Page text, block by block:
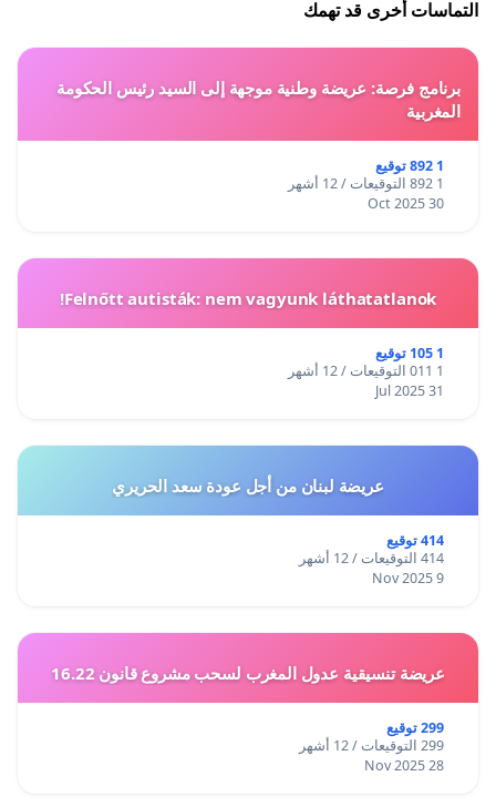
التماسات أخرى قد تهمك
برنامج فرصة: عريضة وطنية موجهة إلى السيد رئيس الحكومة
المغربية
1 892 توقيع
1 892 التوقيعات / 12 أشهر
30 Oct 2025
Felnőtt autisták: nem vagyunk láthatatlanok!
1 105 توقيع
1 011 التوقيعات / 12 أشهر
31 Jul 2025
عريضة لبنان من أجل عودة سعد الحريري
414 توقيع
414 التوقيعات / 12 أشهر
9 Nov 2025
عريضة تنسيقية عدول المغرب لسحب مشروع قانون 16.22
299 توقيع
299 التوقيعات / 12 أشهر
28 Nov 2025